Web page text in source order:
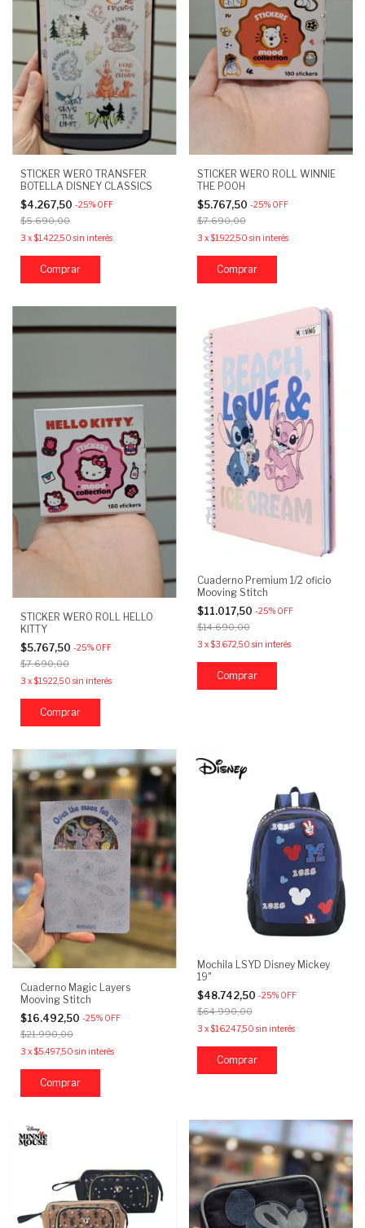
STICKER WERO TRANSFER
BOTELLA DISNEY CLASSICS
$4.267,50 -25% OFF
$5.690,00
3 x$1.422,50 sin interés
STICKER WERO ROLL WINNIE
THE POOH
$5.767,50 -25% OFF
$7.690,00
3 x$1.922,50 sin interés
STICKER WERO ROLL HELLO
KITTY
$5.767,50 -25% OFF
$7.690,00
3 x$1.922,50 sin interés
Cuaderno Premium 1/2 oficio
Mooving Stitch
$11.017,50 -25% OFF
$14.690,00
3 x$3.672,50 sin interés
Cuaderno Magic Layers
Mooving Stitch
$16.492,50 -25% OFF
$21.990,00
3 x$5.497,50 sin interés
Mochila LSYD Disney Mickey
19"
$48.742,50 -25% OFF
$64.990,00
3 x$16.247,50 sin interés